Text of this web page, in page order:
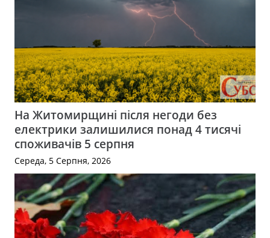
На Житомирщині після негоди без
електрики залишилися понад 4 тисячі
споживачів 5 серпня
Середа, 5 Серпня, 2026